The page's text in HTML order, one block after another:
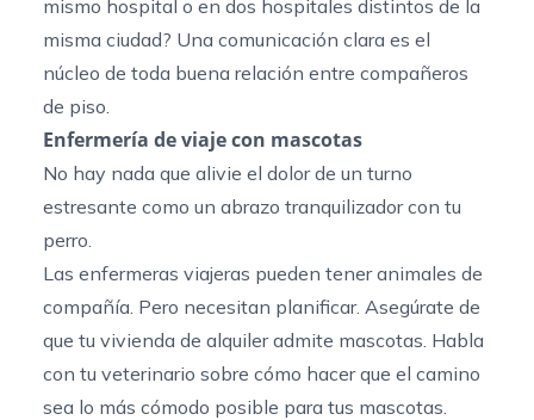
mismo hospital o en dos hospitales distintos de la
misma ciudad? Una comunicación clara es el
núcleo de toda buena relación entre compañeros
de piso.
Enfermería de viaje con mascotas
No hay nada que alivie el dolor de un turno
estresante como un abrazo tranquilizador con tu
perro.
Las enfermeras viajeras pueden tener animales de
compañía. Pero necesitan planificar. Asegúrate de
que tu vivienda de alquiler admite mascotas. Habla
con tu veterinario sobre cómo hacer que el camino
sea lo más cómodo posible para tus mascotas.